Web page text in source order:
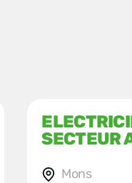
SECTEUR
Mons